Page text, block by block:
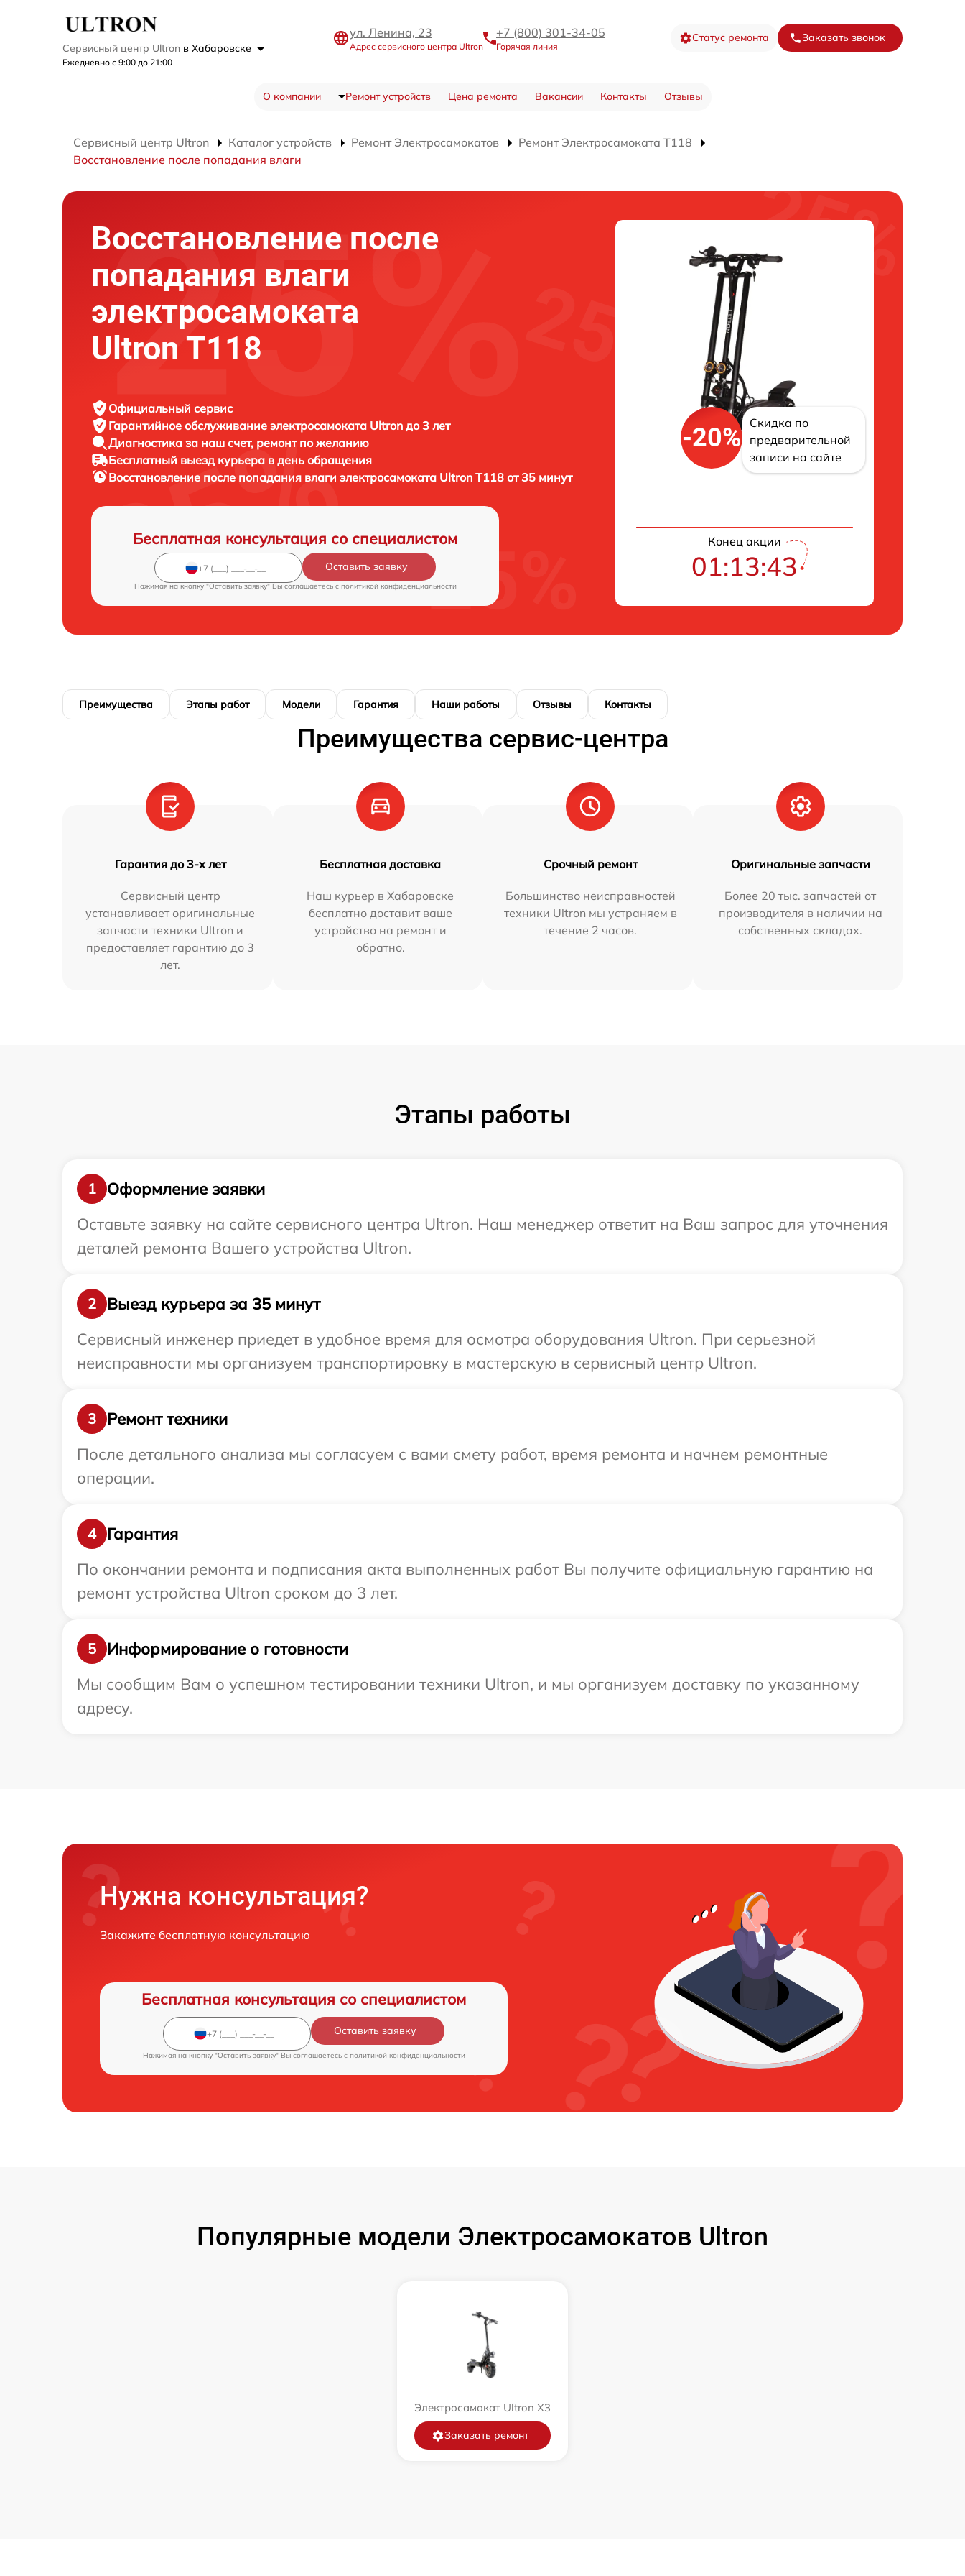
Сервисный центр Ultron в Хабаровске
Ежедневно с 9:00 до 21:00
ул. Ленина, 23
Адрес сервисного центра Ultron
+7 (800) 301-34-05
Горячая линия
Статус ремонта Заказать звонок
О компании Ремонт устройств Цена ремонта Вакансии Контакты Отзывы
Сервисный центр Ultron Каталог устройств Ремонт Электросамокатов
Ремонт Электросамоката T118
Восстановление после попадания влаги
Восстановление после
попадания влаги
электросамоката
Ultron T118
Официальный сервис
Гарантийное обслуживание электросамоката Ultron до 3 лет
Диагностика за наш счет, ремонт по желанию
Бесплатный выезд курьера в день обращения
Восстановление после попадания влаги электросамоката Ultron T118 от 35 минут
Бесплатная консультация со специалистом
Оставить заявку
Нажимая на кнопку "Оставить заявку" Вы соглашаетесь c политикой конфиденциальности
-20%
Скидка по
предварительной
записи на сайте
Конец акции
01:13:42
Преимущества Этапы работ Модели Гарантия Наши работы Отзывы Контакты
Преимущества сервис-центра
Гарантия до 3-х лет
Сервисный центр
устанавливает оригинальные
запчасти техники Ultron и
предоставляет гарантию до 3
лет.
Бесплатная доставка
Наш курьер в Хабаровске
бесплатно доставит ваше
устройство на ремонт и
обратно.
Срочный ремонт
Большинство неисправностей
техники Ultron мы устраняем в
течение 2 часов.
Оригинальные запчасти
Более 20 тыс. запчастей от
производителя в наличии на
собственных складах.
Этапы работы
1
Оформление заявки
Оставьте заявку на сайте сервисного центра Ultron. Наш менеджер ответит на Ваш запрос для уточнения
деталей ремонта Вашего устройства Ultron.
2
Выезд курьера за 35 минут
Сервисный инженер приедет в удобное время для осмотра оборудования Ultron. При серьезной
неисправности мы организуем транспортировку в мастерскую в сервисный центр Ultron.
3
Ремонт техники
После детального анализа мы согласуем с вами смету работ, время ремонта и начнем ремонтные
операции.
4
Гарантия
По окончании ремонта и подписания акта выполненных работ Вы получите официальную гарантию на
ремонт устройства Ultron сроком до 3 лет.
5
Информирование о готовности
Мы сообщим Вам о успешном тестировании техники Ultron, и мы организуем доставку по указанному
адресу.
Нужна консультация?
Закажите бесплатную консультацию
Бесплатная консультация со специалистом
Оставить заявку
Нажимая на кнопку "Оставить заявку" Вы соглашаетесь c политикой конфиденциальности
Популярные модели Электросамокатов Ultron
Электросамокат Ultron X3
Заказать ремонт